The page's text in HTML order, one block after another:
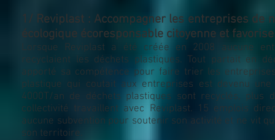
1/ Reviplast : Accompagner les entreprises de
écologique écoresponsable citoyenne et
Lorsque Reviplast a été créée en 2008 aucune
recyclaient les déchets plastiques. Tout partait en
apporté sa compétence pour faire trier les
plastique qui coutait aux entreprises est devenu
4000T/an de déchets plastiques sont recyclés, plus
collectivité travaillent avec Reviplast. 15 emplois
aucune subvention pour soutenir son activité et ne vit
son territoire.